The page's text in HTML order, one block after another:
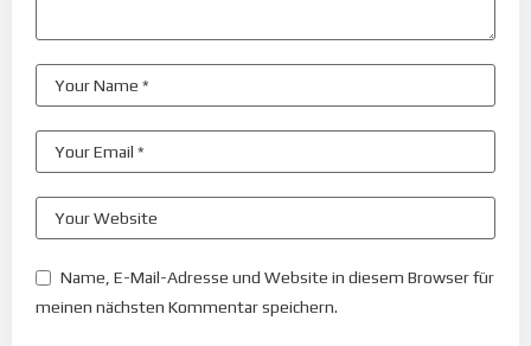
Name, E-Mail-Adresse und Website in diesem Browser für
meinen nächsten Kommentar speichern.